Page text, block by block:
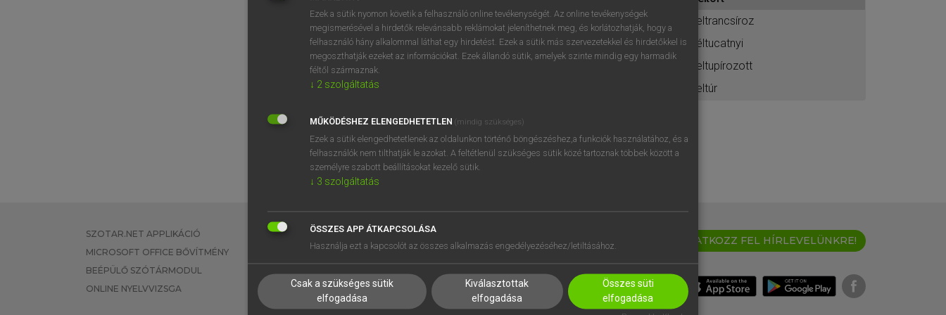
BELÉPÉS
próbaverziójának elindításához
regisztrálok ésbelépek.
REGISZTRÁCIÓ
feltrancsíroz
féltucatnyi
feltupírozott
feltúr
SZOTAR.NET APPLIKÁCIÓ
MICROSOFT OFFICE BŐVÍTMÉNY
BEÉPÜLŐ SZÓTÁRMODUL
ONLINE NYELVVIZSGA
EGYÉNI FELHASZNÁLÓKNAK
TANULÓKNAK
VÁLLALATI MEGOLDÁSOK
SÚGÓ
RÓLUNK
SÜTI BEÁLLÍTÁSOK
IRATKOZZ FEL HÍRLEVELÜNKRE!
Ezek a sütik nyomon követik a felhasználó online tevékenységét. Az online tevékenységek
megismerésével a hirdetők relevánsabb reklámokat jeleníthetnek meg, és korlátozhatják, hogy a
felhasználó hány alkalommal láthat egy hirdetést. Ezek a sütik más szervezetekkel és hirdetőkkel is
megoszthatják ezeket az információkat. Ezek állandó sütik, amelyek szinte mindig egy harmadik
féltől származnak.
↓ 2 szolgáltatás
MŰKÖDÉSHEZ ELENGEDHETETLEN (mindig szükséges)
Ezek a sütik elengedhetetlenek az oldalunkon történő böngészéshez,a funkciók használatához, és a
felhasználók nem tilthatják le azokat. A feltétlenül szükséges sütik közé tartoznak többek között a
személyre szabott beállításokat kezelő sütik.
↓ 3 szolgáltatás
ÖSSZES APP ÁTKAPCSOLÁSA
Használja ezt a kapcsolót az összes alkalmazás engedélyezéséhez/letiltásához.
Csak a szükséges sütik
elfogadása
Kiválasztottak
elfogadása
Összes süti
elfogadása